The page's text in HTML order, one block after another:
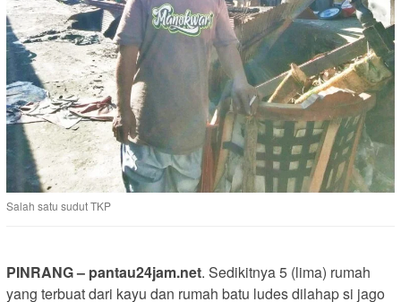
Salah satu sudut TKP
PINRANG – pantau24jam.net. Sedikitnya 5 (lima) rumah
yang terbuat dari kayu dan rumah batu ludes dilahap si jago